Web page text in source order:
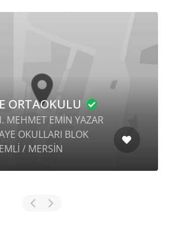
ORTAOKULU
MEHMET EMİN YAZAR
OKULLARI BLOK
/ MERSİN